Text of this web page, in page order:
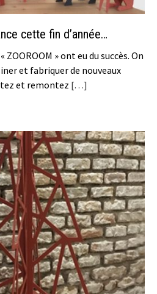
cette fin d’année…
» ont eu du succès. On
et fabriquer de nouveaux
et remontez […]